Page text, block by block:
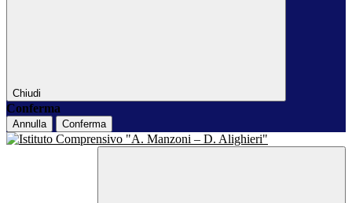
Chiudi
Conferma
Annulla Conferma